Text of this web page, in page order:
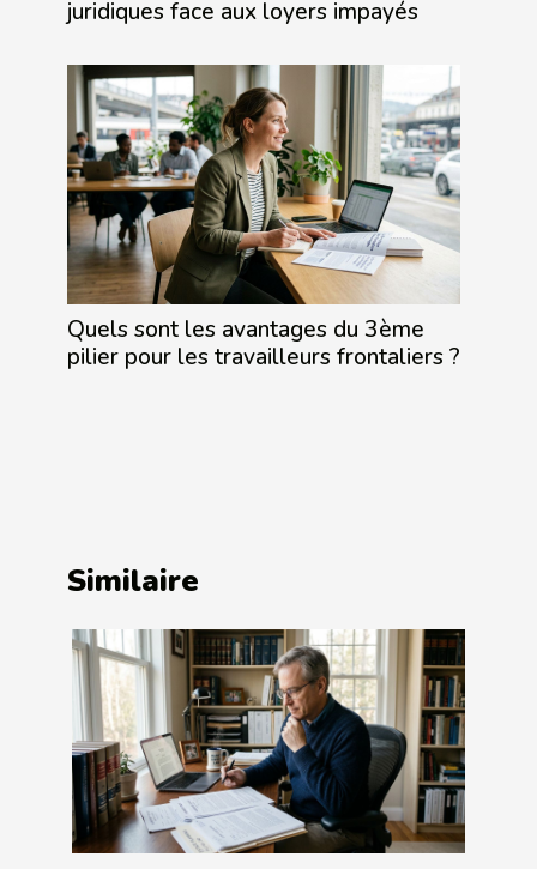
juridiques face aux loyers impayés
Quels sont les avantages du 3ème
pilier pour les travailleurs frontaliers ?
Similaire